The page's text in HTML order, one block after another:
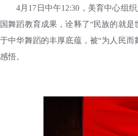
4月17日中午12:30，美育中心组
国舞蹈教育成果，诠释了“民族的就
于中华舞蹈的丰厚底蕴，被“为人民
感悟。